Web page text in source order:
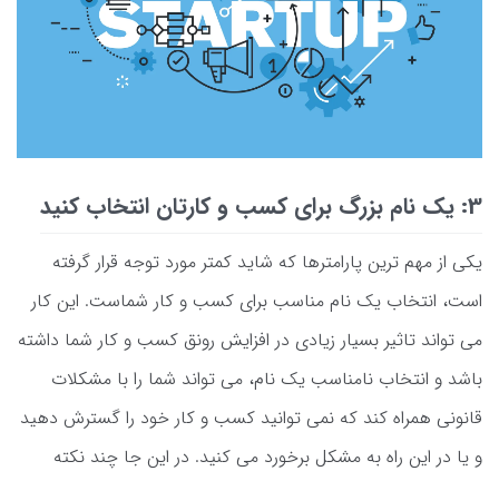
3: یک نام بزرگ برای کسب و کارتان انتخاب کنید
یکی از مهم ترین پارامترها که شاید کمتر مورد توجه قرار گرفته
است، انتخاب یک نام مناسب برای کسب و کار شماست. این کار
می تواند تاثیر بسیار زیادی در افزایش رونق کسب و کار شما داشته
باشد و انتخاب نامناسب یک نام، می تواند شما را با مشکلات
قانونی همراه کند که نمی توانید کسب و کار خود را گسترش دهید
و یا در این راه به مشکل برخورد می کنید. در این جا چند نکته